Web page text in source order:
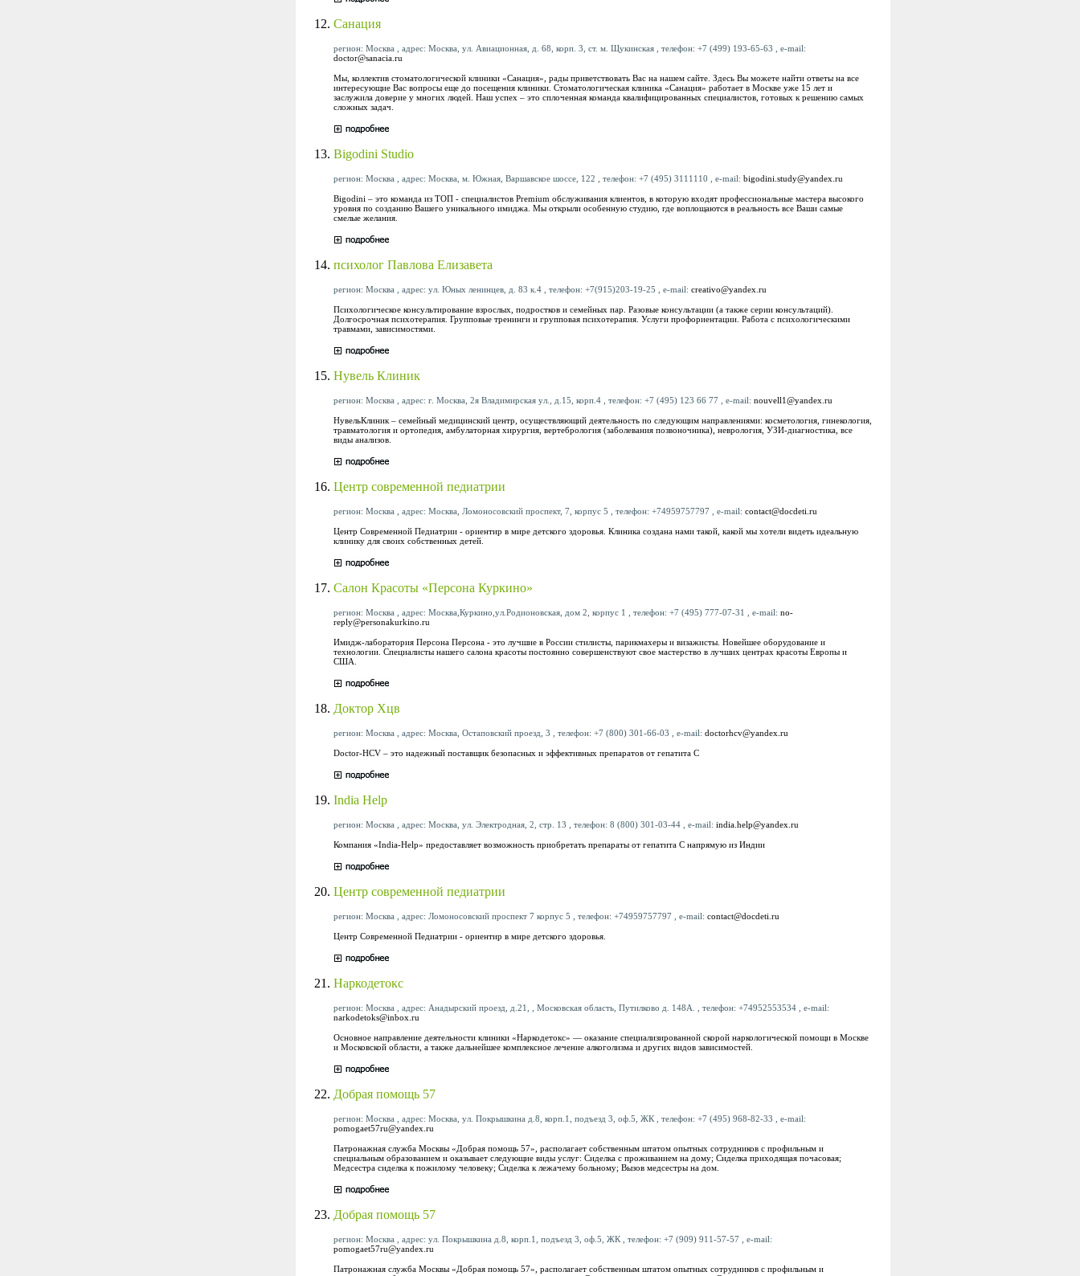
12. Санация
регион: Москва , адрес: Москва, ул. Авиационная, д. 68, корп. 3, ст. м. Щукинская , телефон: +7 (499) 193-65-63 , e-mail:
doctor@sanacia.ru
Мы, коллектив стоматологической клиники «Санация», рады приветствовать Вас на нашем сайте. Здесь Вы можете найти ответы на все
интересующие Вас вопросы еще до посещения клиники. Стоматологическая клиника «Санация» работает в Москве уже 15 лет и
заслужила доверие у многих людей. Наш успех – это сплоченная команда квалифицированных специалистов, готовых к решению самых
сложных задач.
13. Bigodini Studio
регион: Москва , адрес: Москва, м. Южная, Варшавское шоссе, 122 , телефон: +7 (495) 3111110 , e-mail: bigodini.study@yandex.ru
Bigodini – это команда из ТОП - специалистов Premium обслуживания клиентов, в которую входят профессиональные мастера высокого
уровня по созданию Вашего уникального имиджа. Мы открыли особенную студию, где воплощаются в реальность все Ваши самые
смелые желания.
14. психолог Павлова Елизавета
регион: Москва , адрес: ул. Юных ленинцев, д. 83 к.4 , телефон: +7(915)203-19-25 , e-mail: creativo@yandex.ru
Психологическое консультирование взрослых, подростков и семейных пар. Разовые консультации (а также серии консультаций).
Долгосрочная психотерапия. Групповые тренинги и групповая психотерапия. Услуги профориентации. Работа с психологическими
травмами, зависимостями.
15. Нувель Клиник
регион: Москва , адрес: г. Москва, 2я Владимирская ул., д.15, корп.4 , телефон: +7 (495) 123 66 77 , e-mail: nouvell1@yandex.ru
НувельКлиник – семейный медицинский центр, осуществляющий деятельность по следующим направлениями: косметология, гинекология,
травматология и ортопедия, амбулаторная хирургия, вертебрология (заболевания позвоночника), неврология, УЗИ-диагностика, все
виды анализов.
16. Центр современной педиатрии
регион: Москва , адрес: Москва, Ломоносовский проспект, 7, корпус 5 , телефон: +74959757797 , e-mail: contact@docdeti.ru
Центр Современной Педиатрии - ориентир в мире детского здоровья. Клиника создана нами такой, какой мы хотели видеть идеальную
клинику для своих собственных детей.
17. Салон Красоты «Персона Куркино»
регион: Москва , адрес: Москва,Куркино,ул.Родионовская, дом 2, корпус 1 , телефон: +7 (495) 777-07-31 , e-mail: no-
reply@personakurkino.ru
Имидж-лаборатория Персона Персона - это лучшие в России стилисты, парикмахеры и визажисты. Новейшее оборудование и
технологии. Специалисты нашего салона красоты постоянно совершенствуют свое мастерство в лучших центрах красоты Европы и
США.
18. Доктор Хцв
регион: Москва , адрес: Москва, Остаповский проезд, 3 , телефон: +7 (800) 301-66-03 , e-mail: doctorhcv@yandex.ru
Doctor-HCV – это надежный поставщик безопасных и эффективных препаратов от гепатита С
19. India Help
регион: Москва , адрес: Москва, ул. Электродная, 2, стр. 13 , телефон: 8 (800) 301-03-44 , e-mail: india.help@yandex.ru
Компания «India-Help» предоставляет возможность приобретать препараты от гепатита С напрямую из Индии
20. Центр современной педиатрии
регион: Москва , адрес: Ломоносовский проспект 7 корпус 5 , телефон: +74959757797 , e-mail: contact@docdeti.ru
Центр Современной Педиатрии - ориентир в мире детского здоровья.
21. Наркодетокс
регион: Москва , адрес: Анадырский проезд, д.21, , Московская область, Путилково д. 148А. , телефон: +74952553534 , e-mail:
narkodetoks@inbox.ru
Основное направление деятельности клиники «Наркодетокс» — оказание специализированной скорой наркологической помощи в Москве
и Московской области, а также дальнейшее комплексное лечение алкоголизма и других видов зависимостей.
22. Добрая помощь 57
регион: Москва , адрес: Москва, ул. Покрышкина д.8, корп.1, подъезд 3, оф.5, ЖК , телефон: +7 (495) 968-82-33 , e-mail:
pomogaet57ru@yandex.ru
Патронажная служба Москвы «Добрая помощь 57», располагает собственным штатом опытных сотрудников с профильным и
специальным образованием и оказывает следующие виды услуг: Сиделка с проживанием на дому; Сиделка приходящая почасовая;
Медсестра сиделка к пожилому человеку; Сиделка к лежачему больному; Вызов медсестры на дом.
23. Добрая помощь 57
регион: Москва , адрес: ул. Покрышкина д.8, корп.1, подъезд 3, оф.5, ЖК , телефон: +7 (909) 911-57-57 , e-mail:
pomogaet57ru@yandex.ru
Патронажная служба Москвы «Добрая помощь 57», располагает собственным штатом опытных сотрудников с профильным и